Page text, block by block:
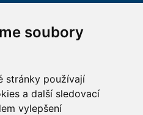
soubory
stránky používají
a další sledovací
vylepšení
Ostrava, Škrobálkova
Škrobálkova 51/300
+420 602 522 146